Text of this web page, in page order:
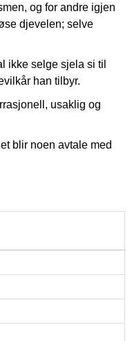
og for andre igjen
djevelen; selve
ikke selge sjela si til
han tilbyr.
usaklig og
blir noen avtale med